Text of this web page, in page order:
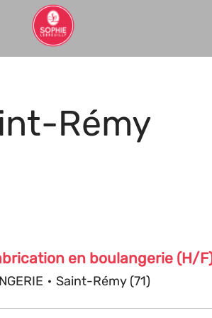
Rémy
en boulangerie (H/
· Saint-Rémy (71)